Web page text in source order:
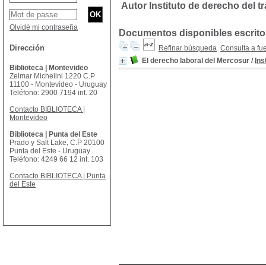
Autor Instituto de derecho del
Documentos disponibles
Refinar búsqueda Consulta a
El derecho laboral del Mercosur /
Olvidé mi contraseña
Dirección
Biblioteca | Montevideo
Zelmar Michelini 1220 C.P
11100 - Montevideo - Uruguay
Teléfono: 2900 7194 int. 20
Contacto BIBLIOTECA |
Montevideo
Biblioteca | Punta del Este
Prado y Salt Lake, C.P 20100
Punta del Este - Uruguay
Teléfono: 4249 66 12 int. 103
Contacto BIBLIOTECA | Punta
del Este